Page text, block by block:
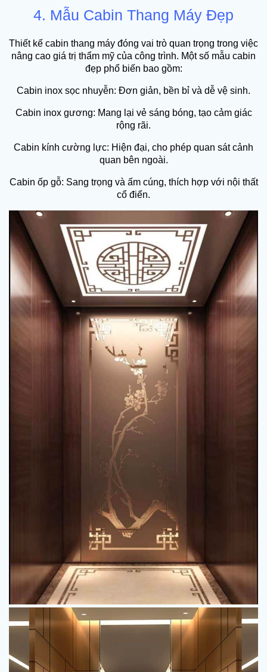
4. Mẫu Cabin Thang Máy Đẹp
Thiết kế cabin thang máy đóng vai trò quan trọng trong việc
nâng cao giá trị thẩm mỹ của công trình. Một số mẫu cabin
đẹp phổ biến bao gồm:
Cabin inox sọc nhuyễn: Đơn giản, bền bỉ và dễ vệ sinh.
Cabin inox gương: Mang lại vẻ sáng bóng, tạo cảm giác
rộng rãi.
Cabin kính cường lực: Hiện đại, cho phép quan sát cảnh
quan bên ngoài.
Cabin ốp gỗ: Sang trọng và ấm cúng, thích hợp với nội thất
cổ điển.